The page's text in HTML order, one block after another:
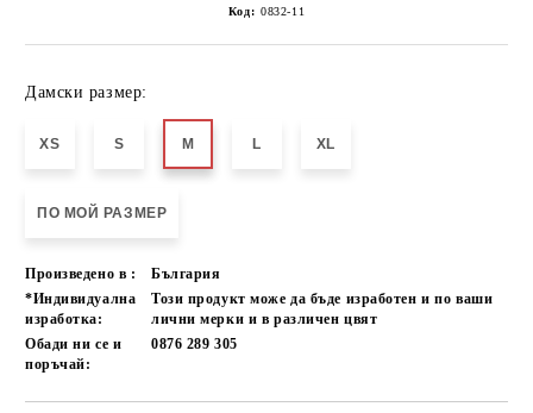
Код: 0832-11
Дамски размер:
XS S M L XL
ПО МОЙ РАЗМЕР
Произведено в :
България
*Индивидуална
изработка:
Този продукт може да бъде изработен и по ваши
лични мерки и в различен цвят
Обади ни се и
поръчай:
0876 289 305